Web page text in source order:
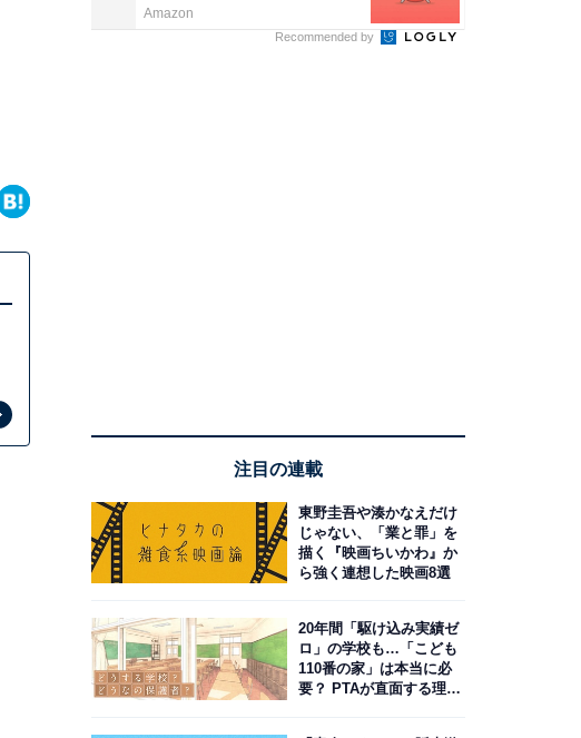
Amazon
Recommended by
注目の連載
東野圭吾や湊かなえだけ
じゃない、「業と罪」を
描く『映画ちいかわ』か
ら強く連想した映画8選
20年間「駆け込み実績ゼ
ロ」の学校も…「こども
110番の家」は本当に必
要？ PTAが直面する理想